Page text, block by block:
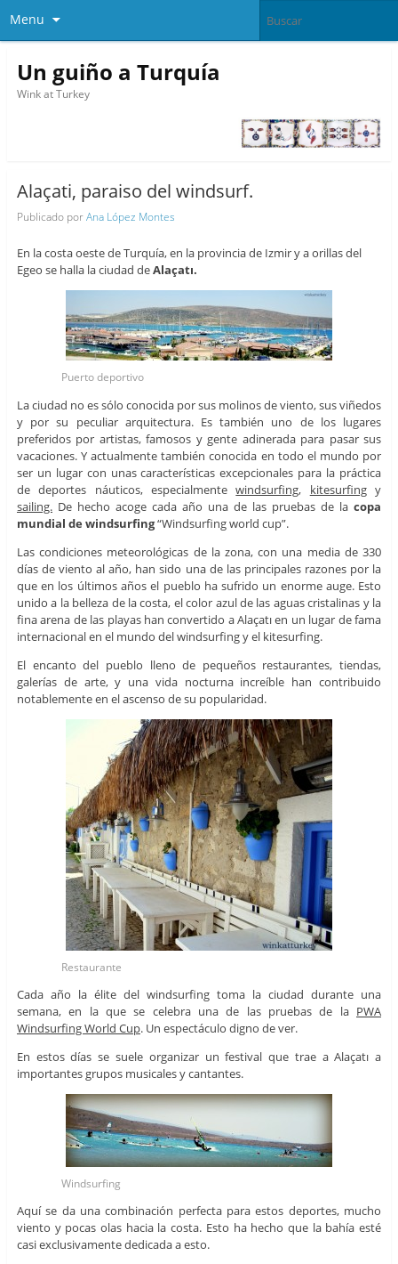
Menu
Un guiño a Turquía
Wink at Turkey
Alaçati, paraiso del windsurf.
Publicado porAna López Montes
En la costa oeste de Turquía, en la provincia de Izmir y a orillas del
Egeo se halla la ciudad deAlaçatı.
Puerto deportivo
La ciudad no es sólo conocida por sus molinos de viento, sus viñedos
y por su peculiar arquitectura. Es también uno de los lugares
preferidos por artistas, famosos y gente adinerada para pasar sus
vacaciones. Y actualmente también conocida en todo el mundo por
ser un lugar con unas características excepcionales para la práctica
de deportes náuticos, especialmentewindsurfing, kitesurfingy
sailing.De hecho acoge cada año una de las pruebas de lacopa
mundial de windsurfing“Windsurfing world cup”.
Las condiciones meteorológicas de la zona, con una media de 330
días de viento al año, han sido una de las principales razones por la
que en los últimos años el pueblo ha sufrido un enorme auge. Esto
unido a la belleza de la costa, el color azul de las aguas cristalinas y la
fina arena de las playas han convertido aAlaçatıen un lugar de fama
internacional en el mundo del windsurfing y el kitesurfing.
El encanto del pueblo lleno de pequeños restaurantes, tiendas,
galerías de arte, y una vida nocturna increíble han contribuido
notablemente en el ascenso de su popularidad.
Restaurante
Cada año la élite del windsurfing toma la ciudad durante una
semana, en la que se celebra una de las pruebas de la PWA
Windsurfing World Cup. Un espectáculo digno de ver.
En estos días se suele organizar un festival que trae a Alaçatı a
importantes grupos musicales y cantantes.
Windsurfing
Aquí se da una combinación perfecta para estos deportes, mucho
viento y pocas olas hacia la costa. Esto ha hecho que la bahía esté
casi exclusivamente dedicada a esto.